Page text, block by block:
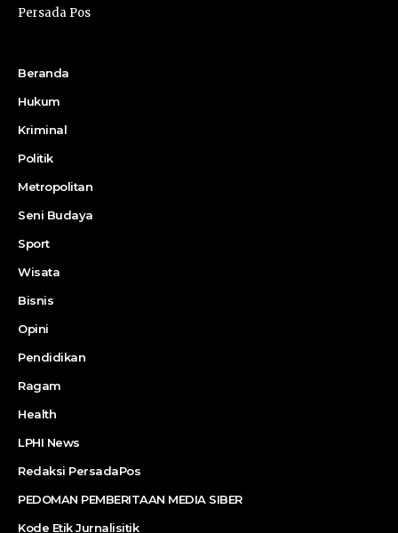
Persada Pos
Beranda
Hukum
Kriminal
Politik
Metropolitan
Seni Budaya
Sport
Wisata
Bisnis
Opini
Pendidikan
Ragam
Health
LPHI News
Redaksi PersadaPos
PEDOMAN PEMBERITAAN MEDIA SIBER
Kode Etik Jurnalisitik